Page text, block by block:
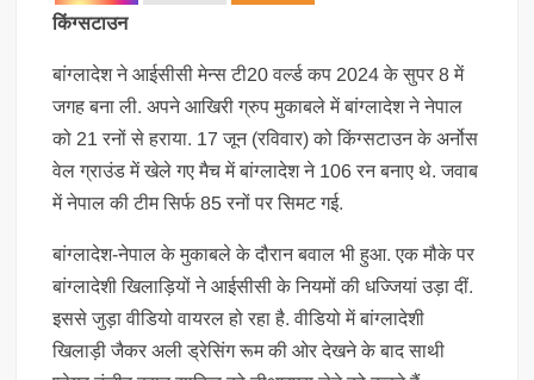
किंग्सटाउन
बांग्लादेश ने आईसीसी मेन्स टी20 वर्ल्ड कप 2024 के सुपर 8 में
जगह बना ली. अपने आखिरी ग्रुप मुकाबले में बांग्लादेश ने नेपाल
को 21 रनों से हराया. 17 जून (रविवार) को किंग्सटाउन के अर्नोस
वेल ग्राउंड में खेले गए मैच में बांग्लादेश ने 106 रन बनाए थे. जवाब
में नेपाल की टीम सिर्फ 85 रनों पर सिमट गई.
बांग्लादेश-नेपाल के मुकाबले के दौरान बवाल भी हुआ. एक मौके पर
बांग्लादेशी खिलाड़ियों ने आईसीसी के नियमों की धज्जियां उड़ा दीं.
इससे जुड़ा वीडियो वायरल हो रहा है. वीडियो में बांग्लादेशी
खिलाड़ी जैकर अली ड्रेसिंग रूम की ओर देखने के बाद साथी